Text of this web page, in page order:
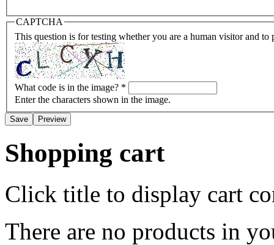
CAPTCHA
This question is for testing whether you are a human visitor and to
What code is in the image? *
Enter the characters shown in the image.
Shopping cart
Click title to display cart
There are no products in